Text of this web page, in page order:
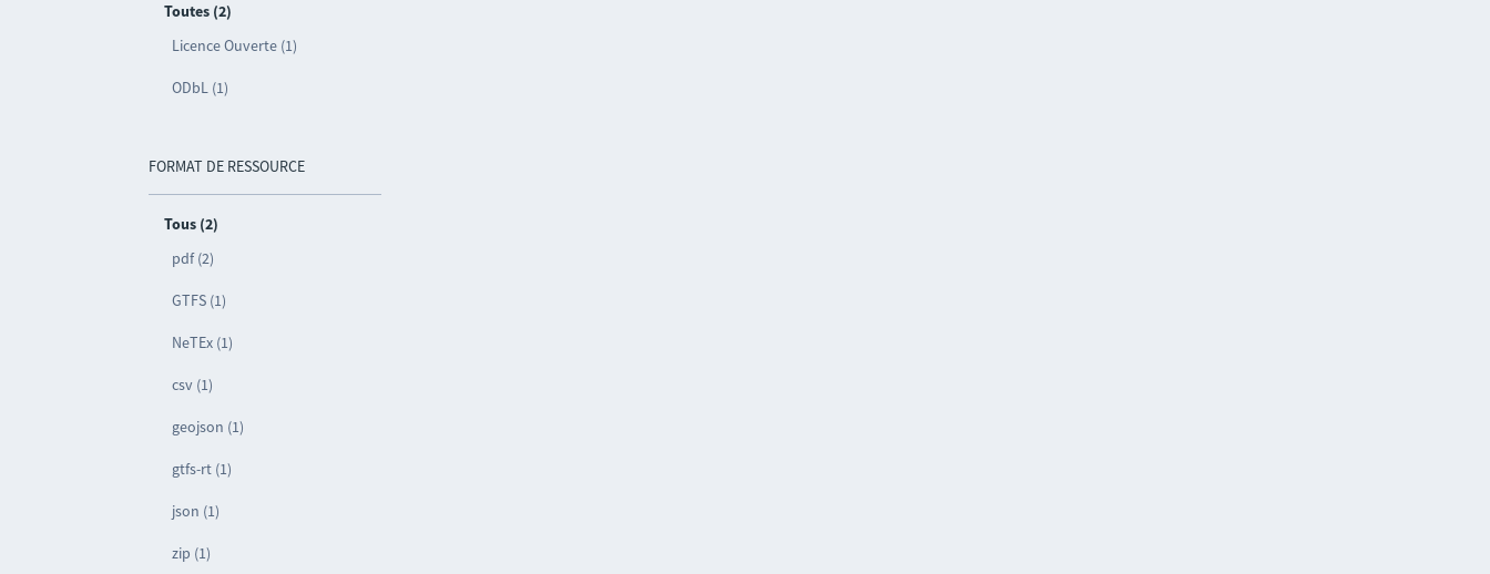
Toutes (2)
Licence Ouverte (1)
ODbL (1)
FORMAT DE RESSOURCE
Tous (2)
pdf (2)
GTFS (1)
NeTEx (1)
csv (1)
geojson (1)
gtfs-rt (1)
json (1)
zip (1)